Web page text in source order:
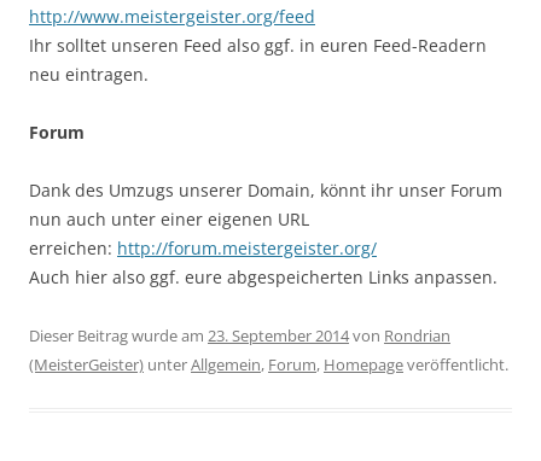
http://www.meistergeister.org/feed
Ihr solltet unseren Feed also ggf. in euren Feed-Readern
neu eintragen.
Forum
Dank des Umzugs unserer Domain, könnt ihr unser Forum
nun auch unter einer eigenen URL
erreichen: http://forum.meistergeister.org/
Auch hier also ggf. eure abgespeicherten Links anpassen.
Dieser Beitrag wurde am 23. September 2014von Rondrian
(MeisterGeister) unterAllgemein, Forum, Homepageveröffentlicht.